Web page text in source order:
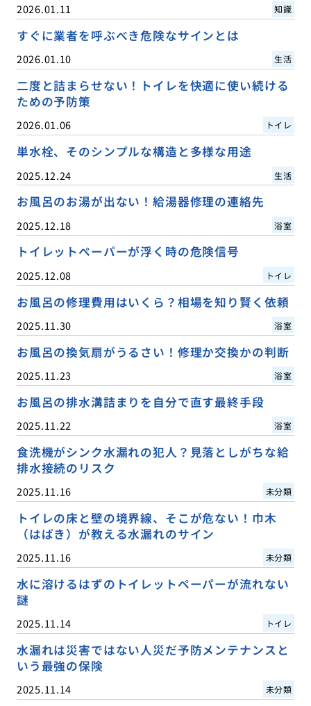
2026.01.11 知識
すぐに業者を呼ぶべき危険なサインとは
2026.01.10 生活
二度と詰まらせない！トイレを快適に使い続ける
ための予防策
2026.01.06 トイレ
単水栓、そのシンプルな構造と多様な用途
2025.12.24 生活
お風呂のお湯が出ない！給湯器修理の連絡先
2025.12.18 浴室
トイレットペーパーが浮く時の危険信号
2025.12.08 トイレ
お風呂の修理費用はいくら？相場を知り賢く依頼
2025.11.30 浴室
お風呂の換気扇がうるさい！修理か交換かの判断
2025.11.23 浴室
お風呂の排水溝詰まりを自分で直す最終手段
2025.11.22 浴室
食洗機がシンク水漏れの犯人？見落としがちな給
排水接続のリスク
2025.11.16 未分類
トイレの床と壁の境界線、そこが危ない！巾木
（はばき）が教える水漏れのサイン
2025.11.16 未分類
水に溶けるはずのトイレットペーパーが流れない
謎
2025.11.14 トイレ
水漏れは災害ではない人災だ予防メンテナンスと
いう最強の保険
2025.11.14 未分類